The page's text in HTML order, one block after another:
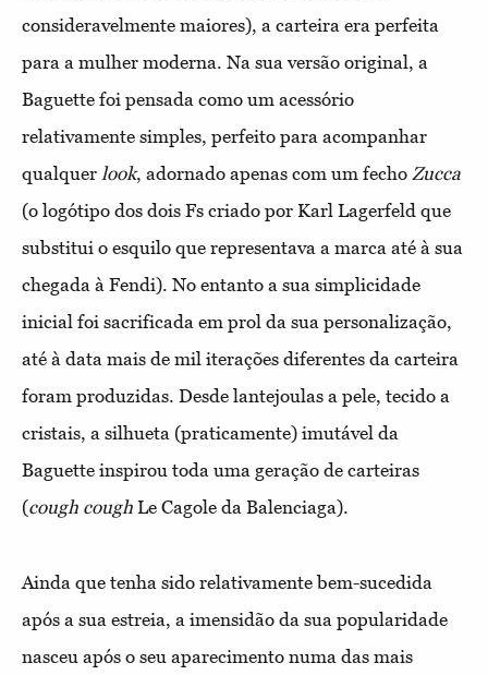
consideravelmente maiores), a carteira era perfeita
para a mulher moderna. Na sua versão original, a
Baguette foi pensada como um acessório
relativamente simples, perfeito para acompanhar
qualquer look, adornado apenas com um fecho Zucca
(o logótipo dos dois Fs criado por Karl Lagerfeld que
substitui o esquilo que representava a marca até à sua
chegada à Fendi). No entanto a sua simplicidade
inicial foi sacrificada em prol da sua personalização,
até à data mais de mil iterações diferentes da carteira
foram produzidas. Desde lantejoulas a pele, tecido a
cristais, a silhueta (praticamente) imutável da
Baguette inspirou toda uma geração de carteiras
(cough cough Le Cagole da Balenciaga).
Ainda que tenha sido relativamente bem-sucedida
após a sua estreia, a imensidão da sua popularidade
nasceu após o seu aparecimento numa das mais